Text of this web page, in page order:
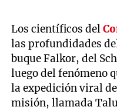
Los científicos del
las profundidades
buque Falkor, del
luego del fenómeno
la expedición viral
misión, llamada